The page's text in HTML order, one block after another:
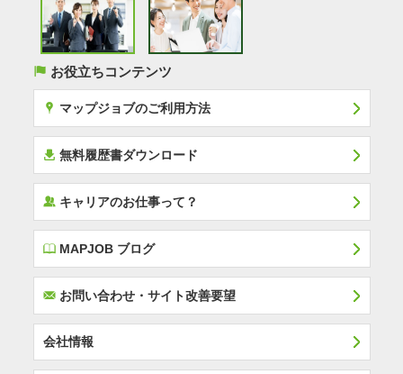
( お役立ちコンテンツ
x マップジョブのご利用方法
í 無料履歴書ダウンロード
‰キャリアのお仕事って？
EMAPJOB ブログ
Fお問い合わせ・サイト改善要望
会社情報